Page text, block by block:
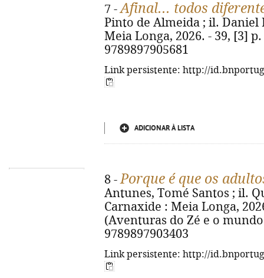
7 -Afinal... todos
Pinto de Almeida ; il. Daniel
Meia Longa, 2026. - 39, [3]
9789897905681
Link persistente: http://
ADICIONAR À LISTA
8 -Porque é que os
Antunes, Tomé Santos ; il.
Carnaxide : Meia Longa,
(Aventuras do Zé e o
9789897903403
Link persistente: http://